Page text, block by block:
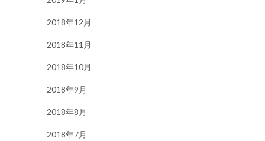
2018年12月
2018年11月
2018年10月
2018年9月
2018年8月
2018年7月